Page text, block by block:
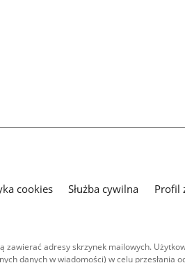
cookies Służba cywilna Profil
zawierać adresy skrzynek mailowych.
danych w wiadomości) w celu przesłania